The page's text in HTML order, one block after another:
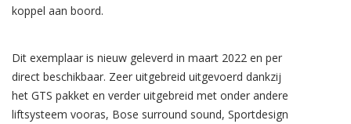
koppel aan boord.
Dit exemplaar is nieuw geleverd in maart 2022 en per
direct beschikbaar. Zeer uitgebreid uitgevoerd dankzij
het GTS pakket en verder uitgebreid met onder andere
liftsysteem vooras, Bose surround sound, Sportdesign